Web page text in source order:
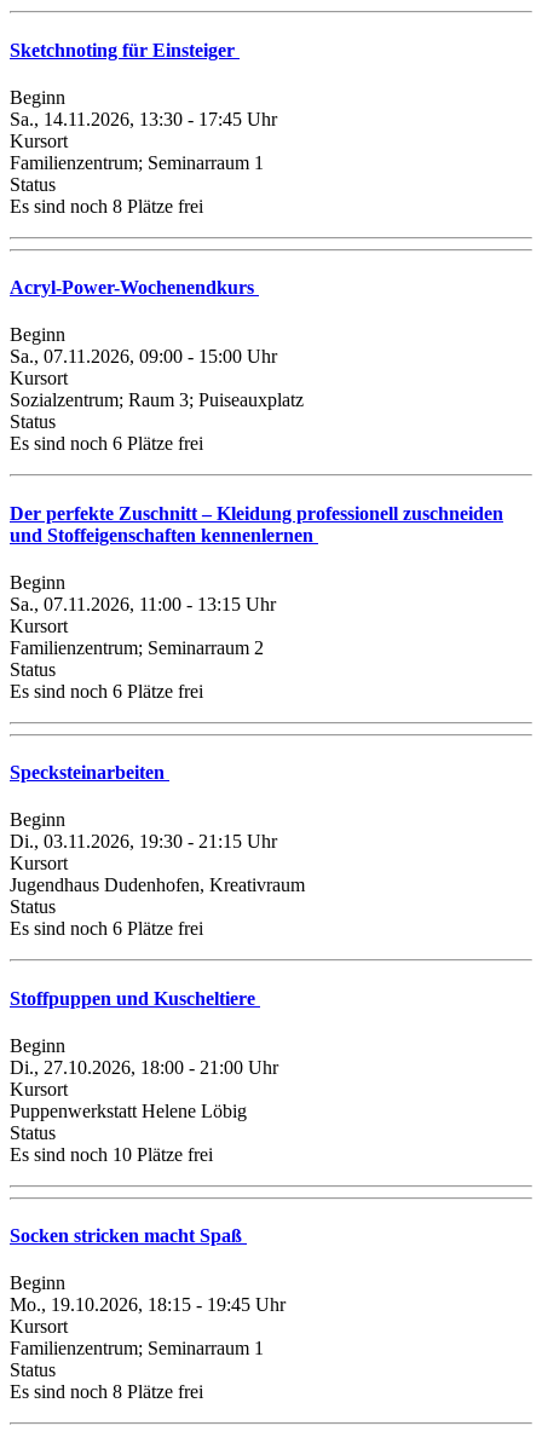
Sketchnoting für Einsteiger
Beginn
Sa., 14.11.2026, 13:30 - 17:45 Uhr
Kursort
Familienzentrum; Seminarraum 1
Status
Es sind noch 8 Plätze frei
Acryl-Power-Wochenendkurs
Beginn
Sa., 07.11.2026, 09:00 - 15:00 Uhr
Kursort
Sozialzentrum; Raum 3; Puiseauxplatz
Status
Es sind noch 6 Plätze frei
Der perfekte Zuschnitt – Kleidung professionell zuschneiden
und Stoffeigenschaften kennenlernen
Beginn
Sa., 07.11.2026, 11:00 - 13:15 Uhr
Kursort
Familienzentrum; Seminarraum 2
Status
Es sind noch 6 Plätze frei
Specksteinarbeiten
Beginn
Di., 03.11.2026, 19:30 - 21:15 Uhr
Kursort
Jugendhaus Dudenhofen, Kreativraum
Status
Es sind noch 6 Plätze frei
Stoffpuppen und Kuscheltiere
Beginn
Di., 27.10.2026, 18:00 - 21:00 Uhr
Kursort
Puppenwerkstatt Helene Löbig
Status
Es sind noch 10 Plätze frei
Socken stricken macht Spaß
Beginn
Mo., 19.10.2026, 18:15 - 19:45 Uhr
Kursort
Familienzentrum; Seminarraum 1
Status
Es sind noch 8 Plätze frei